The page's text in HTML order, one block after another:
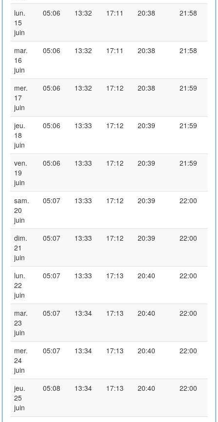
lun.
15
juin
05:06 13:32 17:11 20:38 21:58
mar.
16
juin
05:06 13:32 17:11 20:38 21:58
mer.
17
juin
05:06 13:32 17:12 20:38 21:59
jeu.
18
juin
05:06 13:33 17:12 20:39 21:59
ven.
19
juin
05:06 13:33 17:12 20:39 21:59
sam.
20
juin
05:07 13:33 17:12 20:39 22:00
dim.
21
juin
05:07 13:33 17:12 20:39 22:00
lun.
22
juin
05:07 13:33 17:13 20:40 22:00
mar.
23
juin
05:07 13:34 17:13 20:40 22:00
mer.
24
juin
05:07 13:34 17:13 20:40 22:00
jeu.
25
juin
05:08 13:34 17:13 20:40 22:00